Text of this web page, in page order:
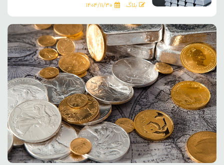
بلاگ ۱۴۰۴/۱۱/۳۰